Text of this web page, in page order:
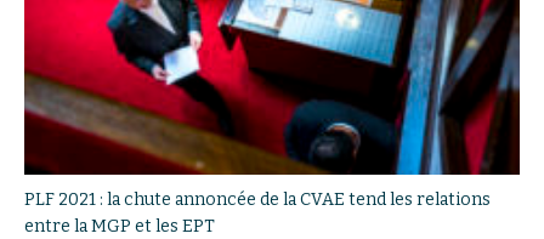
PLF 2021 : la chute annoncée de la CVAE tend les relations
entre la MGP et les EPT